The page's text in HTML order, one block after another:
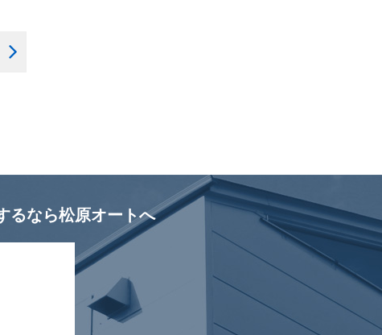
るなら松原オートへ